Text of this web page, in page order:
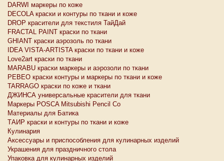
DARWI маркеры по коже
DECOLA краски и контуры по ткани и коже
DROP красители для текстиля ТайДай
FRACTAL PAINT краски по ткани
GHIANT краски аэрозоль по ткани
IDEA VISTA-ARTISTA краски по ткани и коже
Love2art краски по ткани
MARABU краски маркеры и аэрозоли по ткани
PEBEO краски контуры и маркеры по ткани и коже
TARRAGO краски по коже и ткани
ДЖИНСА универсальные красители для ткани
Маркеры POSCA Mitsubishi Pencil Co
Материалы для Батика
ТАИР краски и контуры по ткани и коже
Кулинария
Аксессуары и приспособления для кулинарных изделий
Украшения для праздничного стола
Упаковка для кулинарных изделий